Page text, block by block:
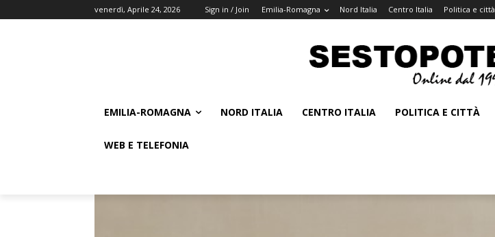
venerdì, Aprile 24, 2026 Sign in / Join Emilia-Romagna Nord Italia Centro Italia Politica e città
EMILIA-ROMAGNA NORD ITALIA CENTRO ITALIA POLITICA E CITTÀ
WEB E TELEFONIA